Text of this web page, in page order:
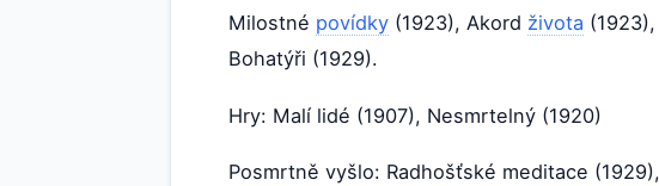
Milostné povídky (1923), Akord života
Bohatýři (1929).
Hry: Malí lidé (1907), Nesmrtelný (1920)
Posmrtně vyšlo: Radhošťské meditace